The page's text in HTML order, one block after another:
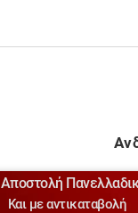
Αποστολή
Και με αντικαταβολή